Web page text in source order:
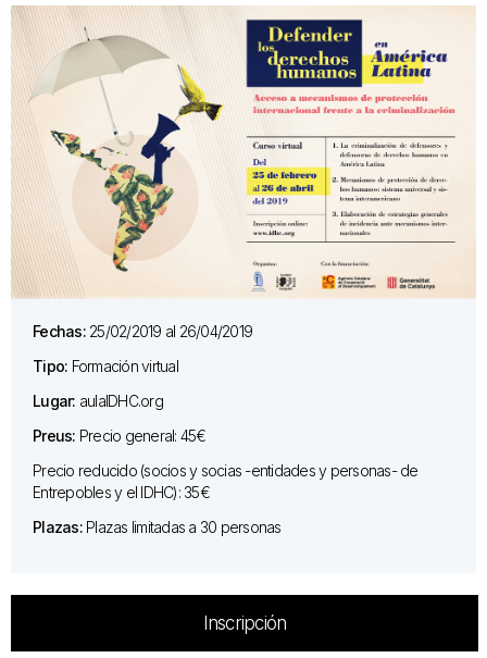
Fechas: 25/02/2019 al 26/04/2019
Tipo: Formación virtual
Lugar: aulaIDHC.org
Preus: Precio general: 45€
Precio reducido (socios y socias -entidades y personas- de
Entrepobles y el IDHC): 35€
Plazas: Plazas limitadas a 30 personas
Inscripción